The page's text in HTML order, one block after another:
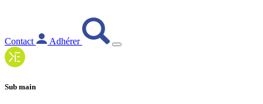
Contact Adhérer
Sub main